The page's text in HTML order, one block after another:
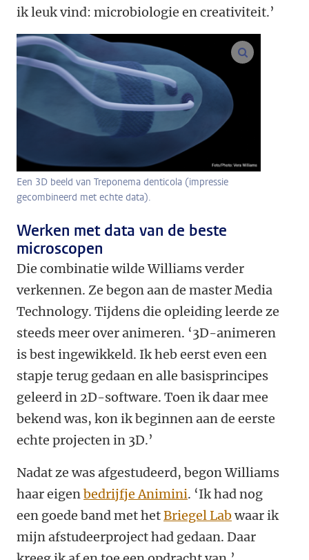
ik leuk vind: microbiologie en creativiteit.’
Een 3D beeld van Treponema denticola (impressie
gecombineerd met echte data).
vergroot
Werken met data van de beste
microscopen
Die combinatie wilde Williams verder
verkennen. Ze begon aan de master Media
Technology. Tijdens die opleiding leerde ze
steeds meer over animeren. ‘3D-animeren
is best ingewikkeld. Ik heb eerst even een
stapje terug gedaan en alle basisprincipes
geleerd in 2D-software. Toen ik daar mee
bekend was, kon ik beginnen aan de eerste
echte projecten in 3D.’
Nadat ze was afgestudeerd, begon Williams
haar eigenbedrijfje Animini. ‘Ik had nog
een goede band met hetBriegel Labwaar ik
mijn afstudeerproject had gedaan. Daar